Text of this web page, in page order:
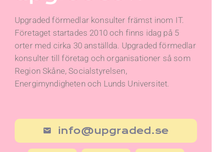
Upgraded förmedlar konsulter främst inom IT.
Företaget startades 2010 och finns idag på 5
orter med cirka 30 anställda. Upgraded förmedlar
konsulter till företag och organisationer så som
Region Skåne, Socialstyrelsen,
Energimyndigheten och Lunds Universitet.
info@upgraded.se